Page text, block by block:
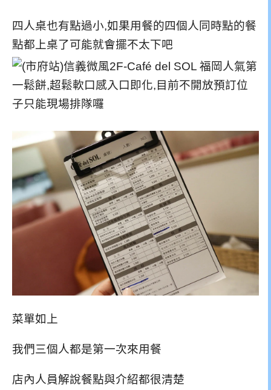
四人桌也有點過小,如果用餐的四個人同時點的餐
點都上桌了可能就會擺不太下吧
菜單如上
我們三個人都是第一次來用餐
店內人員解說餐點與介紹都很清楚